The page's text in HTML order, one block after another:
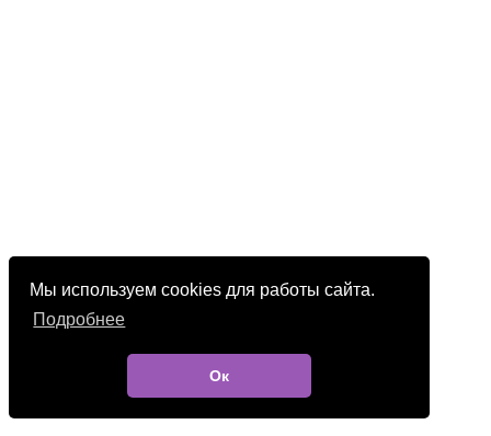
Мы используем cookies для работы сайта.
Подробнее
Ок